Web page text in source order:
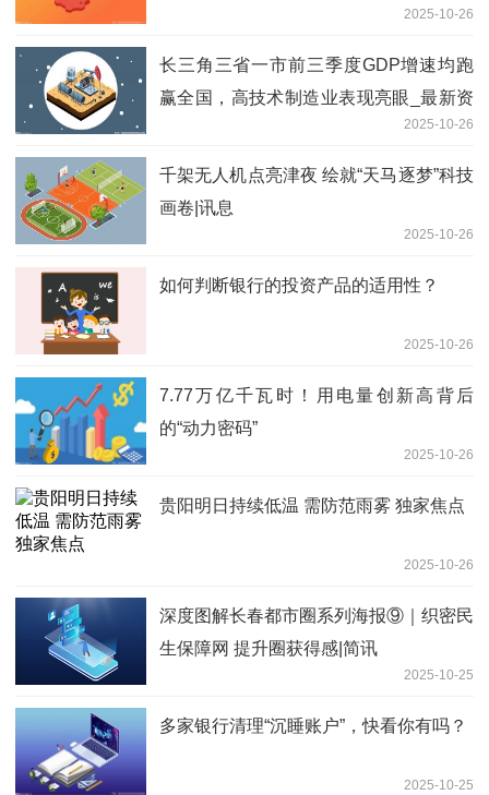
2025-10-26
长三角三省一市前三季度GDP增速均跑
赢全国，高技术制造业表现亮眼_最新资
2025-10-26
千架无人机点亮津夜 绘就“天马逐梦”科技
画卷|讯息
2025-10-26
如何判断银行的投资产品的适用性？
2025-10-26
7.77万亿千瓦时！用电量创新高背后
的“动力密码”
2025-10-26
贵阳明日持续低温 需防范雨雾 独家焦点
2025-10-26
深度图解长春都市圈系列海报⑨｜织密民
生保障网 提升圈获得感|简讯
2025-10-25
多家银行清理“沉睡账户”，快看你有吗？
2025-10-25